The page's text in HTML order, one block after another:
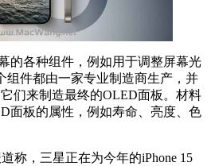
的各种组件，例如用于调整屏幕光
组件都由一家专业制造商生产，并
们来制造最终的OLED面板。材料
面板的属性，例如寿命、亮度、色
称，三星正在为今年的iPhone 15